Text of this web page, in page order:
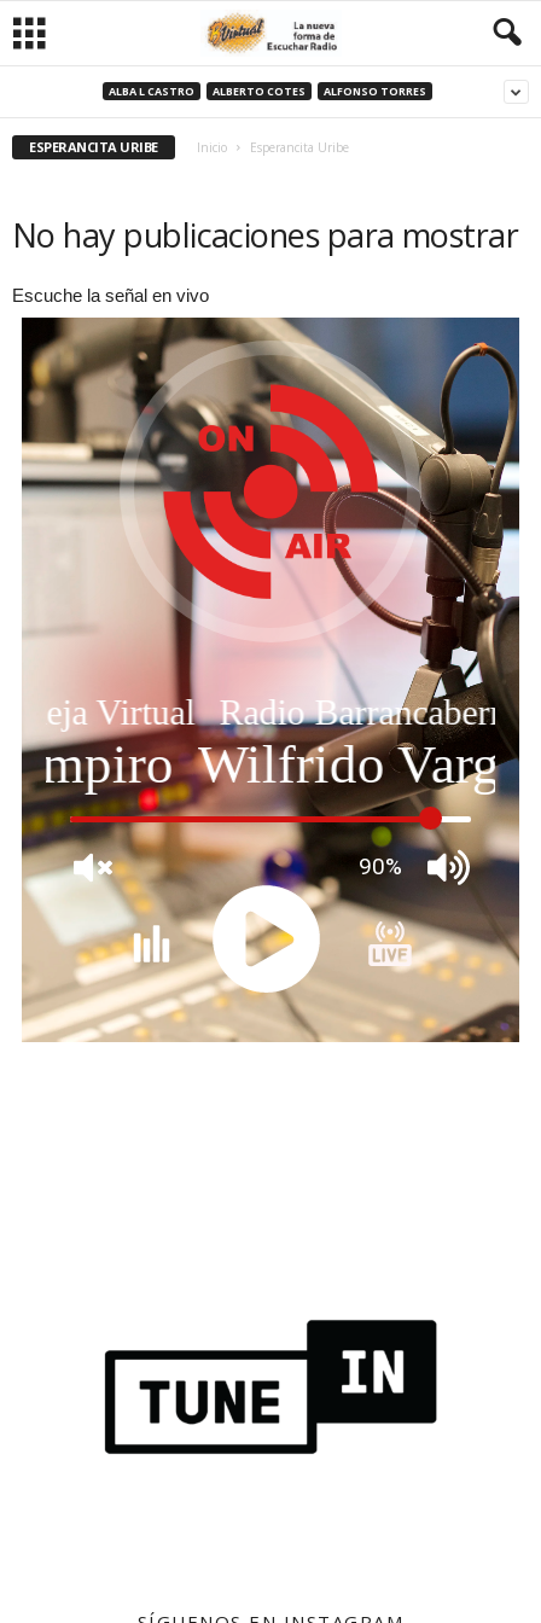
ALBA L CASTRO ALBERTO COTES ALFONSO TORRES
ESPERANCITA URIBE Inicio Esperancita Uribe
No hay publicaciones para mostrar
Escuche la señal en vivo